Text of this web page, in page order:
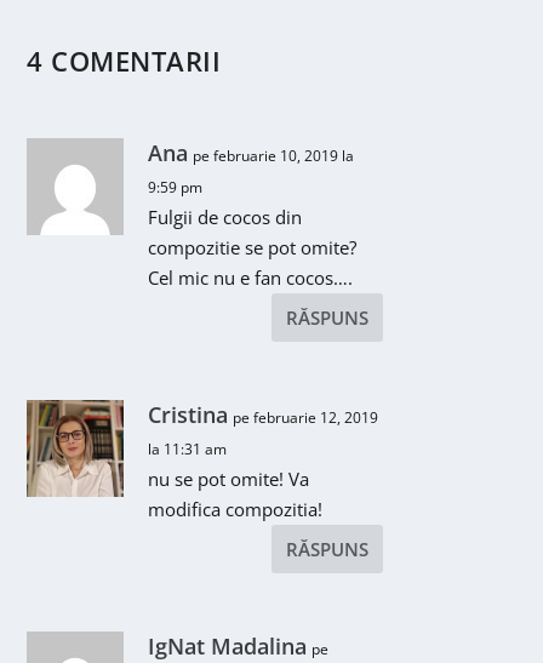
4 COMENTARII
Ana pe februarie 10, 2019 la
9:59 pm
Fulgii de cocos din
compozitie se pot omite?
Cel mic nu e fan cocos….
RĂSPUNS
Cristina pe februarie 12, 2019
la 11:31 am
nu se pot omite! Va
modifica compozitia!
RĂSPUNS
IgNat Madalina pe